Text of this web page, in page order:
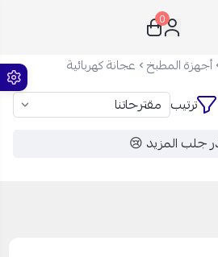
0
أجهزة المطبخ عجانة كهربائية
ترتيب
جلب المزيد 😢